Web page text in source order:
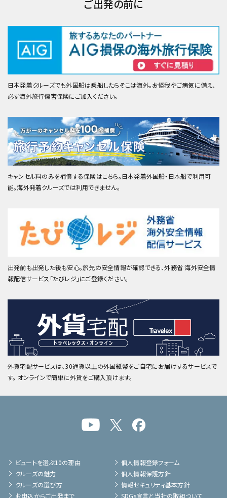
ご出発の前に
日本発着クルーズでも外国船は乗船したらそこは海外。お怪我やご病気に備え、
必ず海外旅行傷害保険にご加入ください。
キャンセル料のみを補償する保険はこちら。日本発着外国船・日本船で利用可
能。海外発着クルーズでは利用できません。
出発前も出発した後も安心。旅先の安全情報が確認できる、外務省 海外安全情
報配信サービス「たびレジ」にご登録ください。
外貨宅配サービスは、30通貨以上の外国紙幣をご自宅にお届けするサービスで
す。 オンラインで簡単に外貨をご購入頂けます。
ビュートを選ぶ10の理由
クルーズの魅力
クルーズの選び方
お申込からご出発まで
個人情報登録フォーム
個人情報保護方針
情報セキュリティ基本方針
SDGs宣言と当社の取組ついて